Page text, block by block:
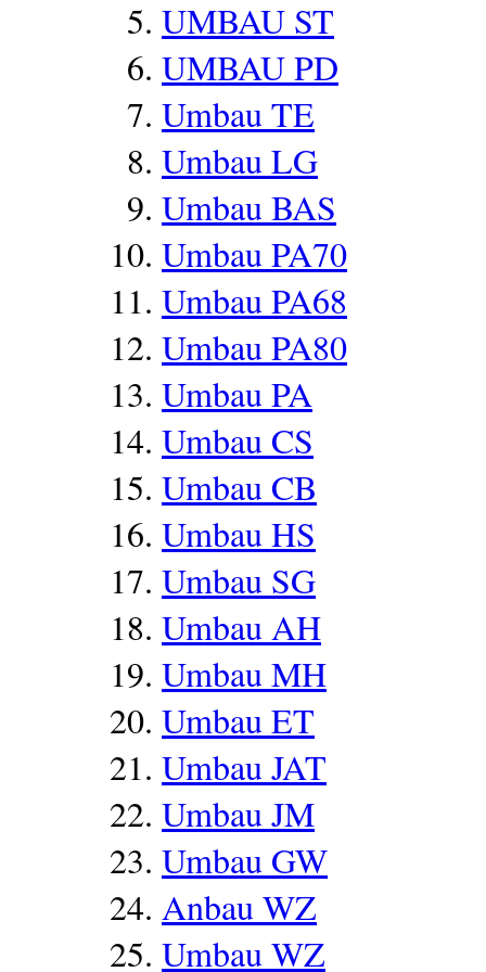
UMBAU ST
UMBAU PD
Umbau TE
Umbau LG
Umbau BAS
Umbau PA70
Umbau PA68
Umbau PA80
Umbau PA
Umbau CS
Umbau CB
Umbau HS
Umbau SG
Umbau AH
Umbau MH
Umbau ET
Umbau JAT
Umbau JM
Umbau GW
Anbau WZ
Umbau WZ